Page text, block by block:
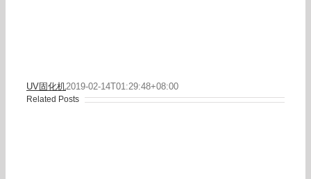
UV固化机2019-02-14T01:29:48+08:00
Related Posts